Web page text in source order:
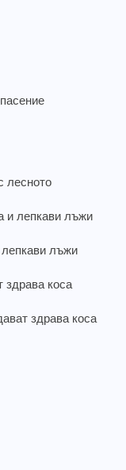
лесното
и лепкави лъжи
лъжи
здрава коса
здрава коса